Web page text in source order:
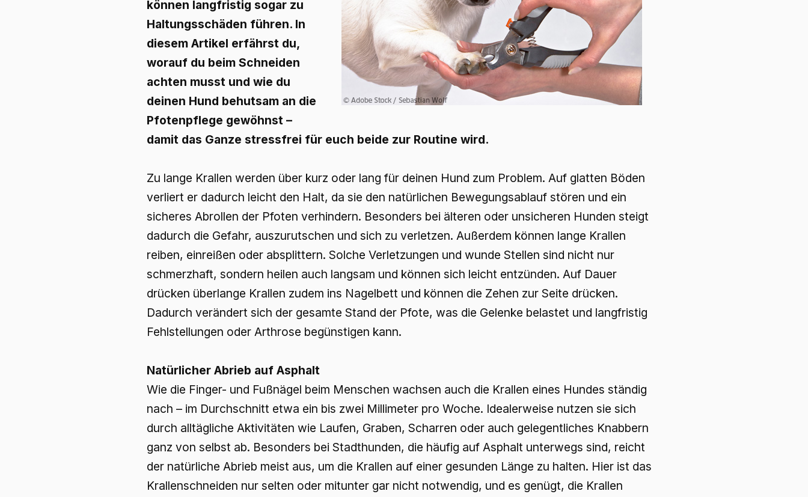
können langfristig sogar zu
Haltungsschäden führen. In
diesem Artikel erfährst du,
worauf du beim Schneiden
achten musst und wie du
deinen Hund behutsam an die
Pfotenpflege gewöhnst –
damit das Ganze stressfrei für euch beide zur Routine wird.
Zu lange Krallen werden über kurz oder lang für deinen Hund zum Problem. Auf glatten Böden
verliert er dadurch leicht den Halt, da sie den natürlichen Bewegungsablauf stören und ein
sicheres Abrollen der Pfoten verhindern. Besonders bei älteren oder unsicheren Hunden steigt
dadurch die Gefahr, auszurutschen und sich zu verletzen. Außerdem können lange Krallen
reiben, einreißen oder absplittern. Solche Verletzungen und wunde Stellen sind nicht nur
schmerzhaft, sondern heilen auch langsam und können sich leicht entzünden. Auf Dauer
drücken überlange Krallen zudem ins Nagelbett und können die Zehen zur Seite drücken.
Dadurch verändert sich der gesamte Stand der Pfote, was die Gelenke belastet und langfristig
Fehlstellungen oder Arthrose begünstigen kann.
Natürlicher Abrieb auf Asphalt
Wie die Finger- und Fußnägel beim Menschen wachsen auch die Krallen eines Hundes ständig
nach – im Durchschnitt etwa ein bis zwei Millimeter pro Woche. Idealerweise nutzen sie sich
durch alltägliche Aktivitäten wie Laufen, Graben, Scharren oder auch gelegentliches Knabbern
ganz von selbst ab. Besonders bei Stadthunden, die häufig auf Asphalt unterwegs sind, reicht
der natürliche Abrieb meist aus, um die Krallen auf einer gesunden Länge zu halten. Hier ist das
Krallenschneiden nur selten oder mitunter gar nicht notwendig, und es genügt, die Krallen